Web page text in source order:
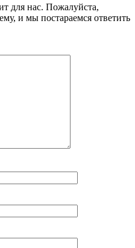
для нас. Пожалуйста,
и мы постараемся ответить